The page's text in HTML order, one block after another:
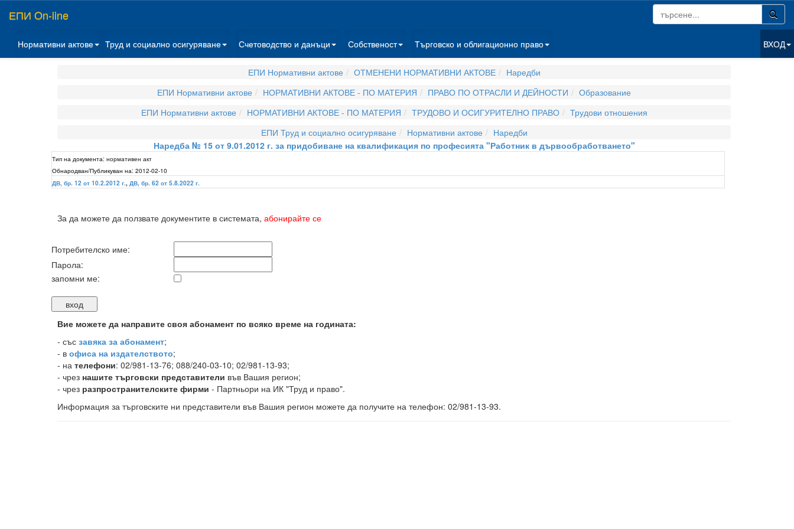
ЕПИ On-line
Нормативни актове Труд и социално осигуряване Счетоводство и данъци Собственост Търговско и облигационно право ВХОД
ЕПИ Нормативни актове ОТМЕНЕНИ НОРМАТИВНИ АКТОВЕ
Наредби
ЕПИ Нормативни актове
НОРМАТИВНИ АКТОВЕ - ПО МАТЕРИЯ ПРАВО ПО ОТРАСЛИ И ДЕЙНОСТИ
Образование
ЕПИ Нормативни актове
НОРМАТИВНИ АКТОВЕ - ПО МАТЕРИЯ ТРУДОВО И ОСИГУРИТЕЛНО ПРАВО
Трудови отношения
ЕПИ Труд и социално осигуряване
Нормативни актове
Наредби
Наредба № 15 от 9.01.2012 г. за придобиване на квалификация по професията "Работник в дървообработването"
Тип на документа: нормативен акт
Обнародван/Публикуван на: 2012-02-10
ДВ, бр. 12 от 10.2.2012 г., ДВ, бр. 62 от 5.8.2022 г.
За да можете да ползвате документите в системата, абонирайте се
Потребителско име:
Парола:
запомни ме:
Вие можете да направите своя абонамент по всяко време на годината:
- със завяка за абонамент;
- в офиса на издателството;
- на телефони: 02/981-13-76; 088/240-03-10; 02/981-13-93;
- чрез нашите търговски представители във Вашия регион;
- чрез разпространителските фирми - Партньори на ИК "Труд и право".
Информация за търговските ни представители във Вашия регион можете да получите на телефон: 02/981-13-93.